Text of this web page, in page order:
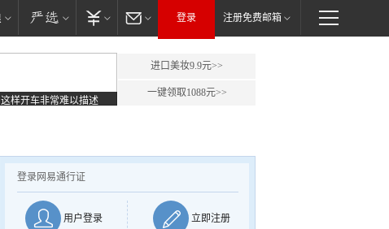
登录 注册免费邮箱
这样开车非常难以描述
进口美妆9.9元>>
一键领取1088元>>
登录网易通行证
用户登录 立即注册